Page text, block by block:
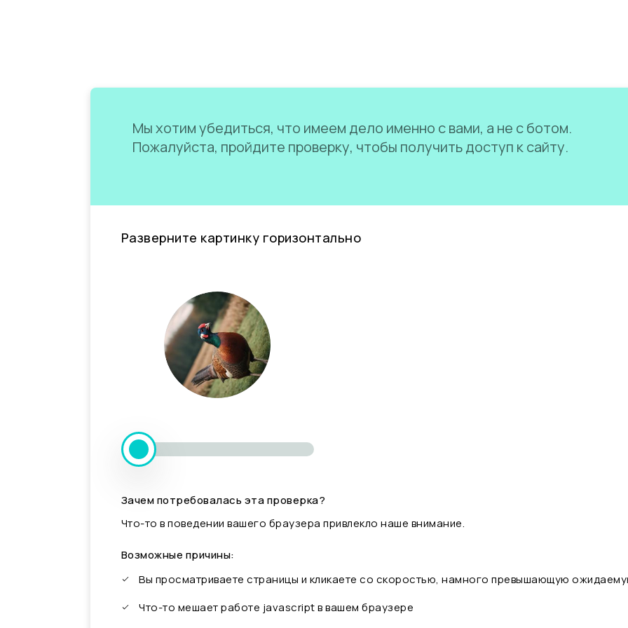
Мы хотим убедиться, что имеем дело именно с вами, а не с ботом.
Пожалуйста, пройдите проверку, чтобы получить доступ к сайту.
Разверните картинку горизонтально
Зачем потребовалась эта проверка?
Что-то в поведении вашего браузера привлекло наше внимание.
Возможные причины:
Вы просматриваете страницы и кликаете со скоростью, намного превышающую
Что-то мешает работе javascript в вашем браузере